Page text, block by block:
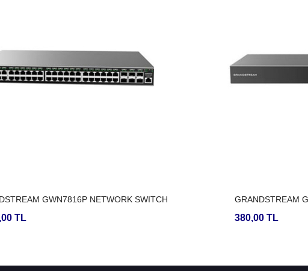
GWN7816P NETWORK SWITCH
TL
GRANDSTREAM
380,00 TL